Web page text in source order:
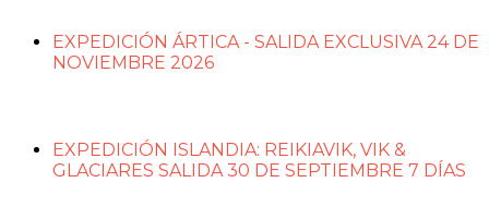
EXPEDICIÓN ÁRTICA - SALIDA EXCLUSIVA 24 DE
NOVIEMBRE 2026
EXPEDICIÓN ISLANDIA: REIKIAVIK, VIK &
GLACIARES SALIDA 30 DE SEPTIEMBRE 7 DÍAS